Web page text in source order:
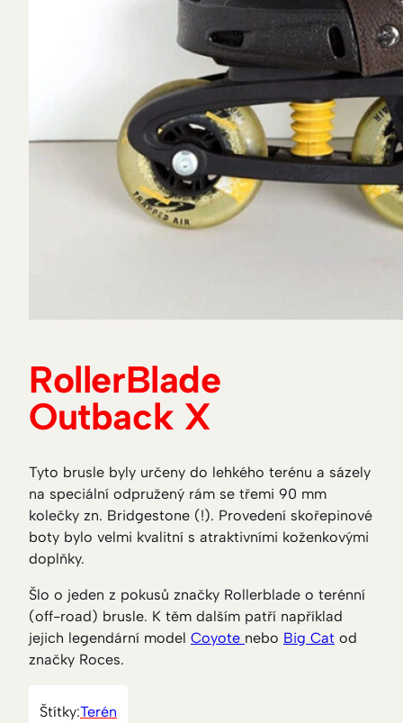
RollerBlade
Outback X
Tyto brusle byly určeny do lehkého terénu a sázely
na speciální odpružený rám se třemi 90 mm
kolečky zn. Bridgestone (!). Provedení skořepinové
boty bylo velmi kvalitní s atraktivními koženkovými
doplňky.
Šlo o jeden z pokusů značky Rollerblade o terénní
(off-road) brusle. K těm dalším patří například
jejich legendární model Coyote nebo Big Cat od
značky Roces.
Štítky:Terén